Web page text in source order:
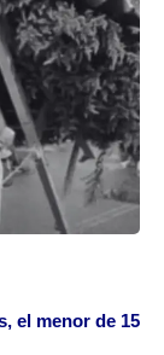
el menor de 15